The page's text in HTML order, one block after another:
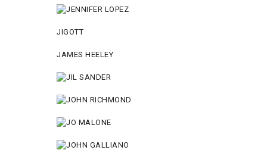
JIGOTT
JAMES HEELEY